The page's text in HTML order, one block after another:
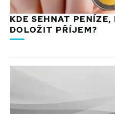
KDE SEHNAT
DOLOŽIT PŘÍJEM?